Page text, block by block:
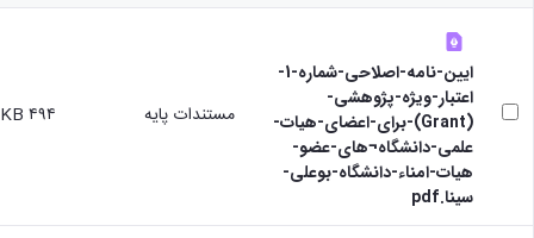
ایین-نامه-اصلاحی-شماره-1-
اعتبار-ویژه-پژوهشی-
(Grant)-برای-اعضای-هیات-
علمی-دانشگاه¬های-عضو-
هیات-امناء-دانشگاه-بوعلی-
سینا.pdf
مستندات پایه ۴۹۴ KB